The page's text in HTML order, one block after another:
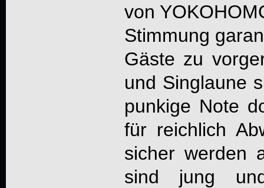
von
Stimmung
Gäste zu
und Singlaune
punkige Note
für reichlich
sicher werden
sind jung und